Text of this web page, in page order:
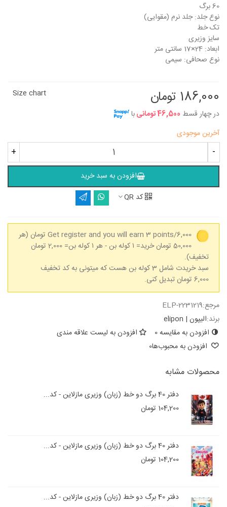
60 برگ
نوع جلد: جلد نرم (مقوایی)
تک خط
سایز وزیری
ابعاد: 24×17 سانتی متر
نوع صحافی: سیمی
186,000 تومان
در چهار قسط 46,500 تومانی با
Size chart
آخرین موجودی
-
+
افزودن به سبد خرید
کد QR
Get register and you will earn 3 points/6,000 تومان
(هر
50,000 تومان خرید= ۱ کوله بن - هر ۱ کوله بن= 2,000 تومان
تخفیف).
سبد خریدت شامل 3 کوله بن هست که میتونی به کد تخفیف
6,000 تومان تبدیل کنی.
مرجع:ELP-2231219
برند:الیپون | elipon
افزودن به مقایسه0
افزودن به لیست علاقه مندی
افزودن به محبوب‌ها0
محصولات مشابه
دفتر 40 برگ دو خط (زبان) وزیری مازلاین - کد...
104,200 تومان
دفتر 40 برگ دو خط (زبان) وزیری مازلاین - کد...
104,200 تومان
دفتر 40 برگ دو خط (زبان) وزیری مازلاین - کد...